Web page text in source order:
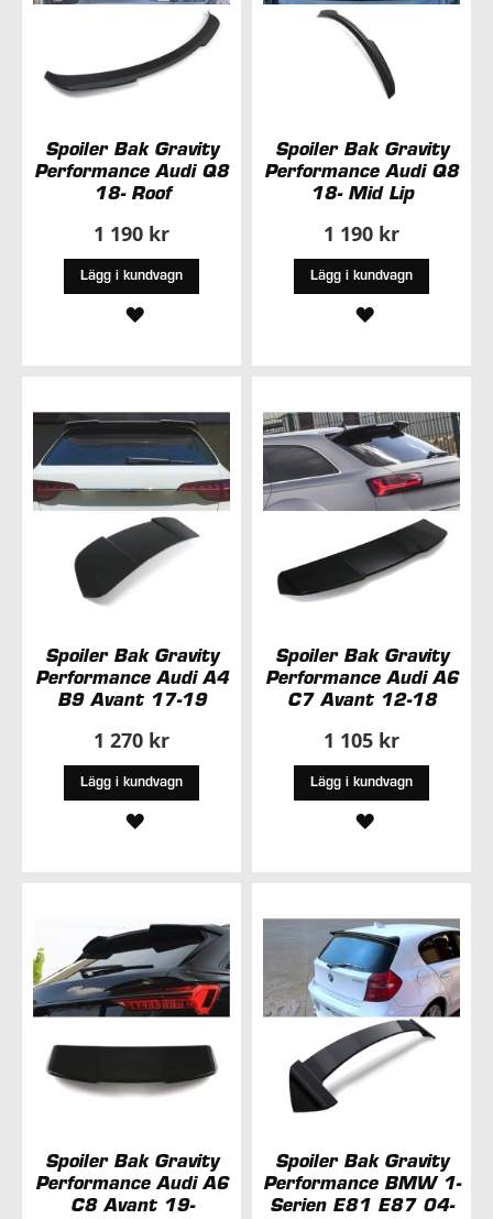
Spoiler Bak Gravity
Performance Audi Q8
18- Roof
1 190 kr
Lägg i kundvagn
LÄGG
ÖNSKELISTA
Spoiler Bak Gravity
Performance Audi Q8
18- Mid Lip
1 190 kr
Lägg i kundvagn
LÄGG
ÖNSKELISTA
Spoiler Bak Gravity
Performance Audi A4
B9 Avant 17-19
1 270 kr
Lägg i kundvagn
LÄGG
ÖNSKELISTA
Spoiler Bak Gravity
Performance Audi A6
C7 Avant 12-18
1 105 kr
Lägg i kundvagn
LÄGG
ÖNSKELISTA
Spoiler Bak Gravity
Performance Audi A6
C8 Avant 19-
Spoiler Bak Gravity
Performance BMW 1-
Serien E81 E87 04-